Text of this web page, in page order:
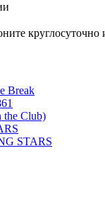
круглосуточно
Break
the Club)
STARS